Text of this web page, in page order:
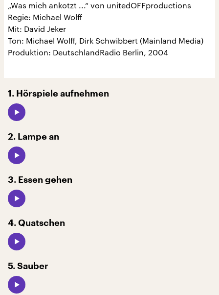
„Was mich ankotzt ...“ von unitedOFFproductions
Regie: Michael Wolff
Mit: David Jeker
Ton: Michael Wolff, Dirk Schwibbert (Mainland Media)
Produktion: DeutschlandRadio Berlin, 2004
1. Hörspiele aufnehmen
2. Lampe an
3. Essen gehen
4. Quatschen
5. Sauber